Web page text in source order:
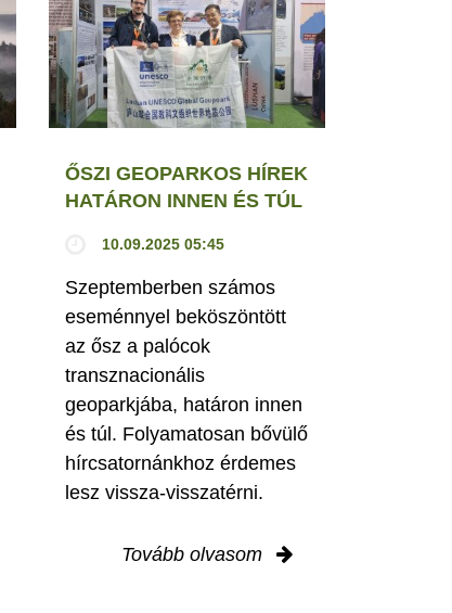
ŐSZI GEOPARKOS HÍREK
HATÁRON INNEN ÉS TÚL
10.09.2025 05:45
Szeptemberben számos
eseménnyel beköszöntött
az ősz a palócok
transznacionális
geoparkjába, határon innen
és túl. Folyamatosan bővülő
hírcsatornánkhoz érdemes
lesz vissza-visszatérni.
Tovább olvasom